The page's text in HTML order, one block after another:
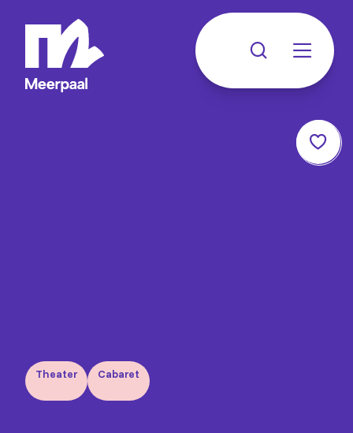
Theater Cabaret